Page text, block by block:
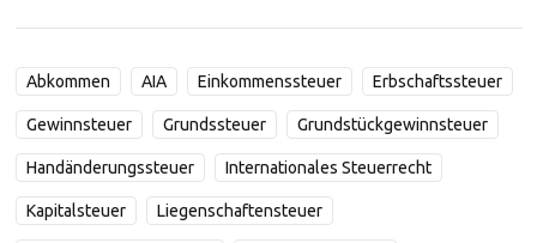
Abkommen AIA Einkommenssteuer Erbschaftssteuer
Gewinnsteuer Grundssteuer Grundstückgewinnsteuer
Handänderungssteuer Internationales Steuerrecht
Kapitalsteuer Liegenschaftensteuer